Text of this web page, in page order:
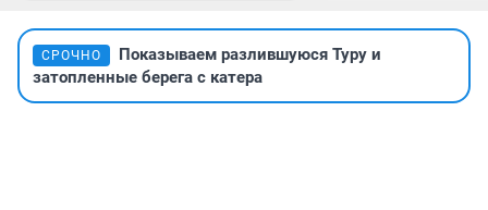
СРОЧНО
Показываем разлившуюся Туру и
затопленные берега с катера